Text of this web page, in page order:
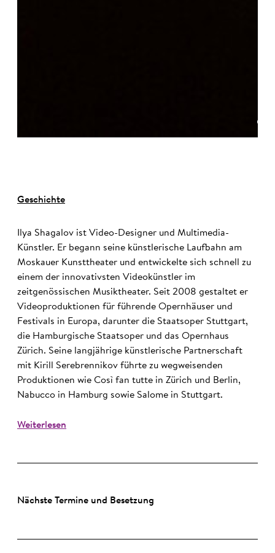
©
Geschichte
Ilya Shagalov ist Video-Designer und Multimedia-
Künstler. Er begann seine künstlerische Laufbahn am
Moskauer Kunsttheater und entwickelte sich schnell zu
einem der innovativsten Videokünstler im
zeitgenössischen Musiktheater. Seit 2008 gestaltet er
Videoproduktionen für führende Opernhäuser und
Festivals in Europa, darunter die Staatsoper Stuttgart,
die Hamburgische Staatsoper und das Opernhaus
Zürich. Seine langjährige künstlerische Partnerschaft
mit Kirill Serebrennikov führte zu wegweisenden
Produktionen wie Così fan tutte in Zürich und Berlin,
Nabucco in Hamburg sowie Salome in Stuttgart.
Weiterlesen
Nächste Termine und Besetzung